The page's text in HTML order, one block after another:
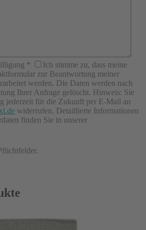
*
Ich stimme zu, dass meine
zur Beantwortung meiner
werden. Die Daten werden nach
Ihrer Anfrage gelöscht. Hinweis: Sie
jederzeit für die Zukunft per E-Mail an
widerrufen. Detaillierte Informationen
finden Sie in unserer